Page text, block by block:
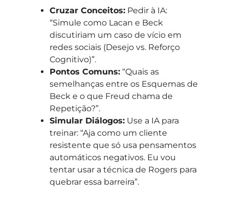
Cruzar Conceitos:Pedir à IA:
“Simule como Lacan e Beck
discutiriam um caso de vício em
redes sociais (Desejo vs. Reforço
Cognitivo)”.
Pontos Comuns:“Quais as
semelhanças entre os Esquemas de
Beck e o que Freud chama de
Repetição?”.
Simular Diálogos:Use a IA para
treinar: “Aja como um cliente
resistente que só usa pensamentos
automáticos negativos. Eu vou
tentar usar a técnica de Rogers para
quebrar essa barreira”.